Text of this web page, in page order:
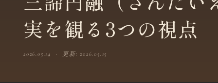
実を観る3つの視点
2026.05.14 · 更新: 2026.05.15